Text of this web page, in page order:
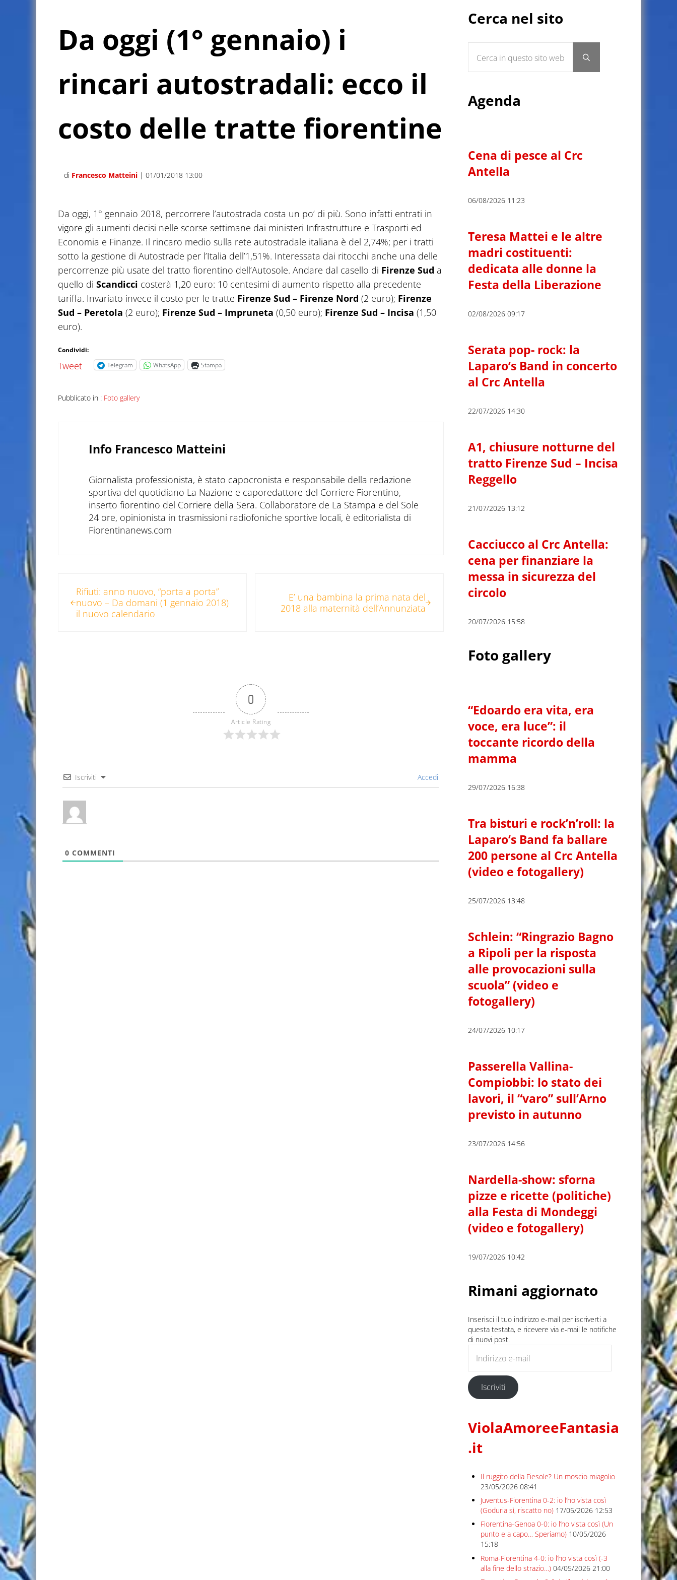
Da oggi (1° gennaio) i
rincari autostradali: ecco il
costo delle tratte fiorentine
di Francesco Matteini | 01/01/2018 13:00
Da oggi, 1° gennaio 2018, percorrere l’autostrada costa un po’ di più. Sono infatti entrati in
vigore gli aumenti decisi nelle scorse settimane dai ministeri Infrastrutture e Trasporti ed
Economia e Finanze. Il rincaro medio sulla rete autostradale italiana è del 2,74%; per i tratti
sotto la gestione di Autostrade per l’Italia dell’1,51%. Interessata dai ritocchi anche una delle
percorrenze più usate del tratto fiorentino dell’Autosole. Andare dal casello di Firenze Sud a
quello di Scandicci costerà 1,20 euro: 10 centesimi di aumento rispetto alla precedente
tariffa. Invariato invece il costo per le tratte Firenze Sud – Firenze Nord (2 euro); Firenze
Sud – Peretola (2 euro); Firenze Sud – Impruneta (0,50 euro); Firenze Sud – Incisa (1,50
euro).
Condividi:
Tweet Telegram WhatsApp Stampa
Pubblicato in : Foto gallery
Info Francesco Matteini
Giornalista professionista, è stato capocronista e responsabile della redazione
sportiva del quotidiano La Nazione e caporedattore del Corriere Fiorentino,
inserto fiorentino del Corriere della Sera. Collaboratore de La Stampa e del Sole
24 ore, opinionista in trasmissioni radiofoniche sportive locali, è editorialista di
Fiorentinanews.com
Rifiuti: anno nuovo, “porta a porta”
nuovo – Da domani (1 gennaio 2018)
il nuovo calendario
E’ una bambina la prima nata del
2018 alla maternità dell’Annunziata
0
Article Rating
Iscriviti Accedi
0 COMMENTI
Cerca nel sito
Submit search
Agenda
Cena di pesce al Crc
Antella
06/08/2026 11:23
Teresa Mattei e le altre
madri costituenti:
dedicata alle donne la
Festa della Liberazione
02/08/2026 09:17
Serata pop- rock: la
Laparo’s Band in concerto
al Crc Antella
22/07/2026 14:30
A1, chiusure notturne del
tratto Firenze Sud – Incisa
Reggello
21/07/2026 13:12
Cacciucco al Crc Antella:
cena per finanziare la
messa in sicurezza del
circolo
20/07/2026 15:58
Foto gallery
“Edoardo era vita, era
voce, era luce”: il
toccante ricordo della
mamma
29/07/2026 16:38
Tra bisturi e rock’n’roll: la
Laparo’s Band fa ballare
200 persone al Crc Antella
(video e fotogallery)
25/07/2026 13:48
Schlein: “Ringrazio Bagno
a Ripoli per la risposta
alle provocazioni sulla
scuola” (video e
fotogallery)
24/07/2026 10:17
Passerella Vallina-
Compiobbi: lo stato dei
lavori, il “varo” sull’Arno
previsto in autunno
23/07/2026 14:56
Nardella-show: sforna
pizze e ricette (politiche)
alla Festa di Mondeggi
(video e fotogallery)
19/07/2026 10:42
Rimani aggiornato
Inserisci il tuo indirizzo e-mail per iscriverti a
questa testata, e ricevere via e-mail le notifiche
di nuovi post.
Iscriviti
ViolaAmoreeFantasia
.it
Il ruggito della Fiesole? Un moscio miagolio
23/05/2026 08:41
Juventus-Fiorentina 0-2: io l’ho vista così
(Goduria sì, riscatto no) 17/05/2026 12:53
Fiorentina-Genoa 0-0: io l’ho vista così (Un
punto e a capo… Speriamo) 10/05/2026
15:18
Roma-Fiorentina 4-0: io l’ho vista così (-3
alla fine dello strazio…) 04/05/2026 21:00